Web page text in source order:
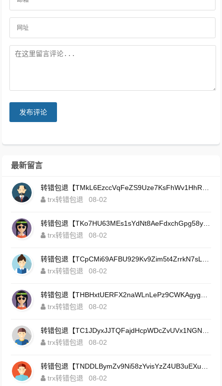
发布评论
最新留言
trx转错包退
08-02
trx转错包退
08-02
trx转错包退
08-02
trx转错包退
08-02
trx转错包退
08-02
trx转错包退
08-02